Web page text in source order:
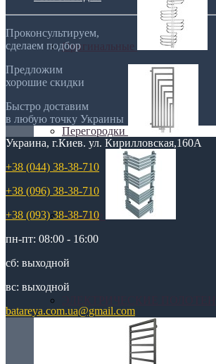
Оригинальные
Перегородки
Угловые
Проконсультируем,
сделаем подбор
Предложим
хорошие скидки
Быстро доставим
в любую точку Украины
Украина, г.Киев. ул. Кирилловская,160А
+38 (044) 38-38-710
+38 (096) 38-38-710
+38 (093) 38-38-710
пн-пт: 08:00 - 16:00
сб: выходной
вс: выходной
batareya.com.ua@gmail.com